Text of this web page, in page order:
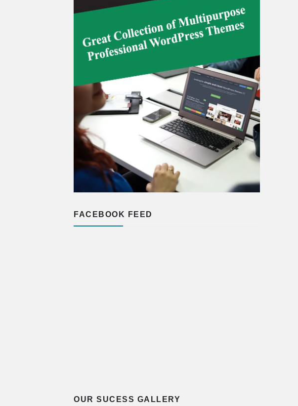
FACEBOOK FEED
OUR SUCESS GALLERY